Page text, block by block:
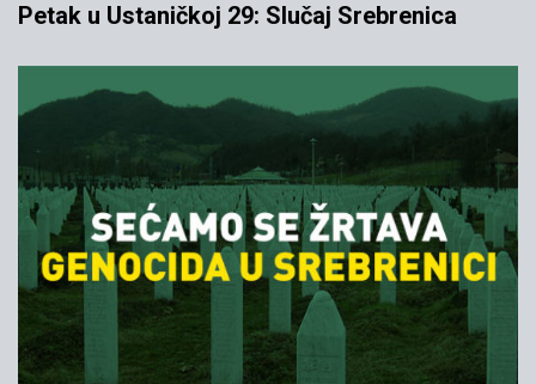
Petak u Ustaničkoj 29: Slučaj Srebrenica